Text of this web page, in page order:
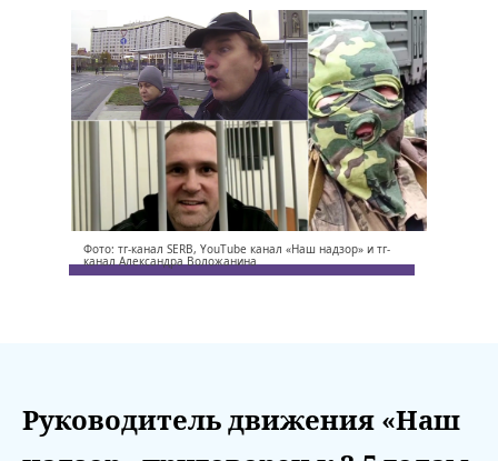
Фото: тг-канал SERB, YouTube канал «Наш надзор» и тг-
канал Александра Воложанина
Руководитель движения «Наш